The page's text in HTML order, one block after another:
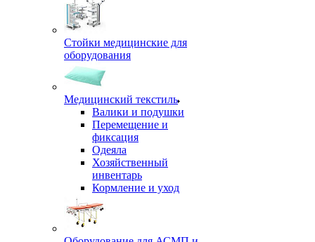
Стойки медицинские для
оборудования
Медицинский текстиль
Валики и подушки
Перемещение и
фиксация
Одеяла
Хозяйственный
инвентарь
Кормление и уход